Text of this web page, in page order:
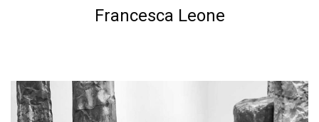
Francesca Leone